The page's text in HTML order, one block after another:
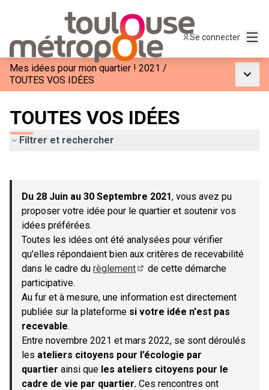
Se connecter
Mes idées pour mon quartier ! 2021 /
TOUTES VOS IDÉES
TOUTES VOS IDÉES
Filtrer et rechercher
−
Du 28 Juin au 30 Septembre 2021, vous avez pu
proposer votre idée pour le quartier et soutenir vos
idées préférées.
Toutes les idées ont été analysées pour vérifier
qu'elles répondaient bien aux critères de recevabilité
dans le cadre du règlement
de cette démarche
participative.
Au fur et à mesure, une information est directement
publiée sur la plateforme si votre idée n'est pas
recevable.
Entre novembre 2021 et mars 2022, se sont déroulés
les ateliers citoyens pour l’écologie par
quartier ainsi que les ateliers citoyens pour le
cadre de vie par quartier. Ces rencontres ont